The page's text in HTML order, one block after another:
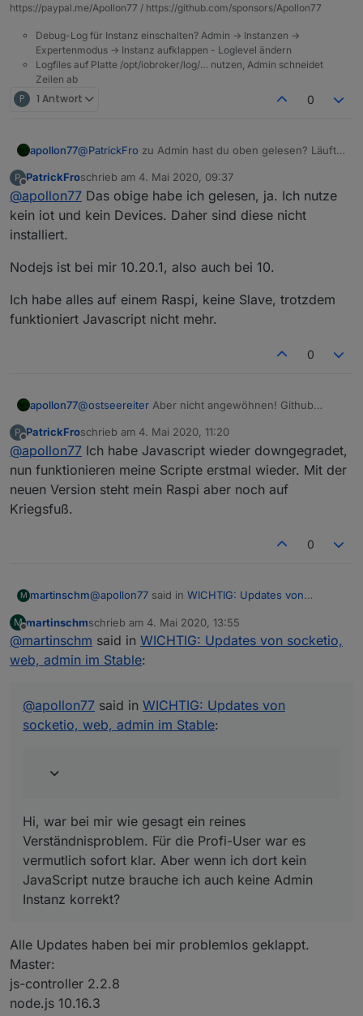
https://paypal.me/Apollon77 / https://github.com/sponsors/Apollon77
Debug-Log für Instanz einschalten? Admin -> Instanzen ->
Expertenmodus -> Instanz aufklappen - Loglevel ändern
Logfiles auf Platte /opt/iobroker/log/… nutzen, Admin schneidet
Zeilen ab
P 1 Antwort 0
apollon77@PatrickFro zu Admin hast du oben gelesen? Läuft
installiert sein und eine Instanz existieren. Dünnes
Licht laufen sondern nur da sein. Dann startet er
auch wieder.
P
Offline
PatrickFroschrieb am 4. Mai 2020, 09:37
zuletzt editiert von
@apollon77 Das obige habe ich gelesen, ja. Ich nutze
kein iot und kein Devices. Daher sind diese nicht
installiert.
Nodejs ist bei mir 10.20.1, also auch bei 10.
Ich habe alles auf einem Raspi, keine Slave, trotzdem
funktioniert Javascript nicht mehr.
0
apollon77@ostseereiter Aber nicht angewöhnen! Github
P
Offline
PatrickFroschrieb am 4. Mai 2020, 11:20
zuletzt editiert von
@apollon77 Ich habe Javascript wieder downgegradet,
nun funktionieren meine Scripte erstmal wieder. Mit der
neuen Version steht mein Raspi aber noch auf
Kriegsfuß.
0
M martinschm@apollon77 said in WICHTIG: Updates von
@martinschmdas bedeutet das, wenn du
JavaScript auf einem Slave hast du auch dort
eine Admin Instanz (auch wenn inaktiv)
wieder besser.
Hi, war bei mir wie gesagt ein reines
vermutlich sofort klar. Aber wenn ich dort kein
JavaScript nutze brauche ich auch keine Admin
Instanz korrekt?
M
Offline
martinschmschrieb am 4. Mai 2020, 13:55
zuletzt editiert von
@martinschm said in WICHTIG: Updates von socketio,
web, admin im Stable:
@apollon77 said in WICHTIG: Updates von
socketio, web, admin im Stable:
Hi, war bei mir wie gesagt ein reines
Verständnisproblem. Für die Profi-User war es
vermutlich sofort klar. Aber wenn ich dort kein
JavaScript nutze brauche ich auch keine Admin
Instanz korrekt?
Alle Updates haben bei mir problemlos geklappt.
Master:
js-controller 2.2.8
node.js 10.16.3